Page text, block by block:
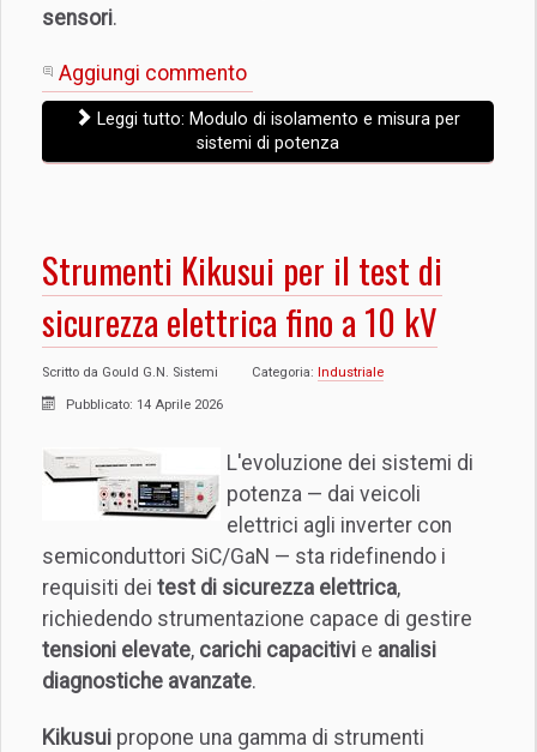
sensori.
Aggiungi commento
Leggi tutto: Modulo di isolamento e misura per
sistemi di potenza
Strumenti Kikusui per il test di
sicurezza elettrica fino a 10 kV
Scritto da Gould G.N. Sistemi Categoria: Industriale
Pubblicato: 14 Aprile 2026
L'evoluzione dei sistemi di
potenza — dai veicoli
elettrici agli inverter con
semiconduttori SiC/GaN — sta ridefinendo i
requisiti dei test di sicurezza elettrica,
richiedendo strumentazione capace di gestire
tensioni elevate, carichi capacitivi e analisi
diagnostiche avanzate.
Kikusui propone una gamma di strumenti